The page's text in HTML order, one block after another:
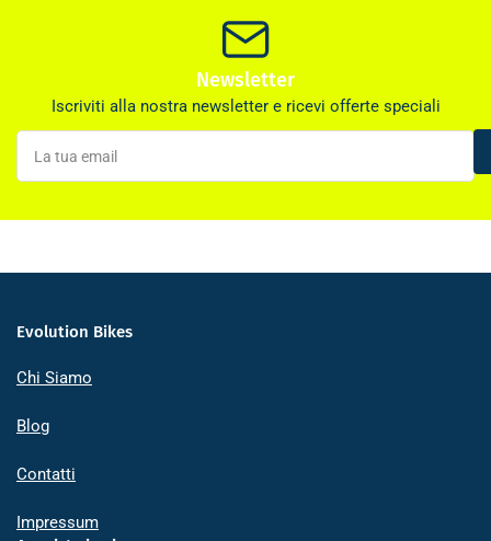
Newsletter
Iscriviti alla nostra newsletter e ricevi offerte speciali
La
tua
email
Evolution Bikes
Chi Siamo
Blog
Contatti
Impressum